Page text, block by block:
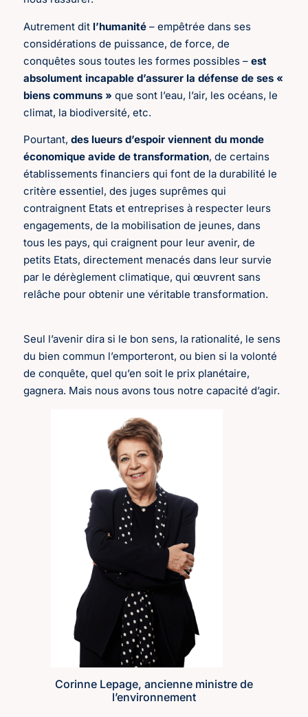
Autrement dit l’humanité – empêtrée dans ses
considérations de puissance, de force, de
conquêtes sous toutes les formes possibles –est
absolument incapable d’assurer la défense de ses «
biens communs » que sont l’eau, l’air, les océans, le
climat, la biodiversité, etc.
Pourtant,des lueurs d’espoir viennent du monde
économique avide de transformation, de certains
établissements financiers qui font de la durabilité le
critère essentiel, des juges suprêmes qui
contraignent Etats et entreprises à respecter leurs
engagements, de la mobilisation de jeunes, dans
tous les pays, qui craignent pour leur avenir, de
petits Etats, directement menacés dans leur survie
par le dérèglement climatique, qui œuvrent sans
relâche pour obtenir une véritable transformation.
Seul l’avenir dira si le bon sens, la rationalité, le sens
du bien commun l’emporteront, ou bien si la volonté
de conquête, quel qu’en soit le prix planétaire,
gagnera. Mais nous avons tous notre capacité d’agir.
Corinne Lepage, ancienne ministre de
l’environnement